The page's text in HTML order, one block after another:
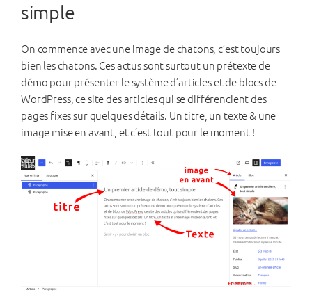
simple
On commence avec une image de chatons, c’est toujours
bien les chatons. Ces actus sont surtout un prétexte de
démo pour présenter le système d’articles et de blocs de
WordPress, ce site des articles qui se différencient des
pages fixes sur quelques détails. Un titre, un texte & une
image mise en avant, et c’est tout pour le moment !